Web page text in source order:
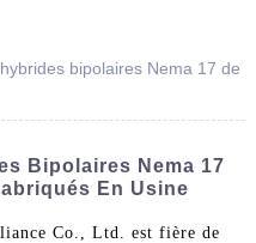
bipolaires Nema 17 de
Bipolaires Nema 17
En Usine
Co., Ltd. est fière de